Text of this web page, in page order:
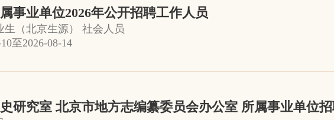
事业单位2026年公开招聘工作人员
生（北京生源） 社会人员
至2026-08-14
研究室 北京市地方志编纂委员会办公室 所属事业单位